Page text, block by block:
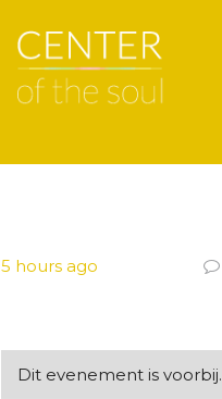
5 hours ago
Dit evenement is voorbij.